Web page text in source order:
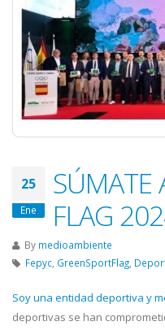
25
Ene
SÚMATE
FLAG
By medioambiente
Fepyc, GreenSportFlag,
Soy una entidad deportiva y
deportivas se han